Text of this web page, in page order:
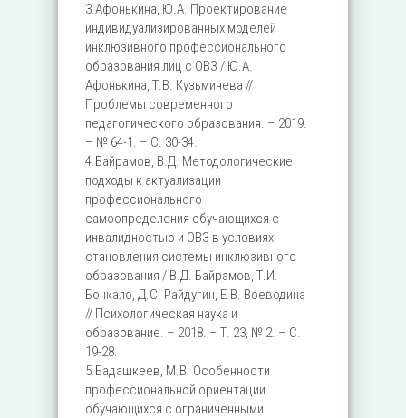
3.Афонькина, Ю.А. Проектирование
индивидуализированных моделей
инклюзивного профессионального
образования лиц с ОВЗ / Ю.А.
Афонькина, Т.В. Кузьмичева //
Проблемы современного
педагогического образования. – 2019.
– № 64-1. – С. 30-34.
4.Байрамов, В.Д. Методологические
подходы к актуализации
профессионального
самоопределения обучающихся с
инвалидностью и ОВЗ в условиях
становления системы инклюзивного
образования / В.Д. Байрамов, Т.И.
Бонкало, Д.С. Райдугин, Е.В. Воеводина
// Психологическая наука и
образование. – 2018. – Т. 23, № 2. – С.
19-28.
5.Бадашкеев, М.В. Особенности
профессиональной ориентации
обучающихся с ограниченными